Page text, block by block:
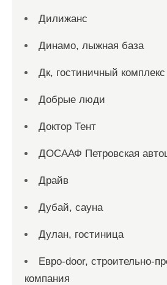
Дилижанс
Динамо, лыжная база
Дк, гостиничный комплекс
Добрые люди
Доктор Тент
ДОСААФ Петровская
Драйв
Дубай, сауна
Дулан, гостиница
Евро-door, строительно-
компания